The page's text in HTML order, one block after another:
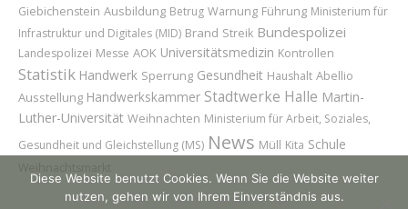
Giebichenstein Ausbildung Betrug Warnung Führung Ministerium für
Infrastruktur und Digitales (MID) Brand Streik Bundespolizei
Landespolizei Messe AOK Universitätsmedizin Kontrollen
Statistik Handwerk Sperrung Gesundheit Haushalt Abellio
Ausstellung Handwerkskammer Stadtwerke Halle Martin-
Luther-Universität Weihnachten Ministerium für Arbeit, Soziales,
Gesundheit und Gleichstellung (MS) News Müll Kita Schule
Diese Website benutzt Cookies. Wenn Sie die Website weiter
nutzen, gehen wir von Ihrem Einverständnis aus.